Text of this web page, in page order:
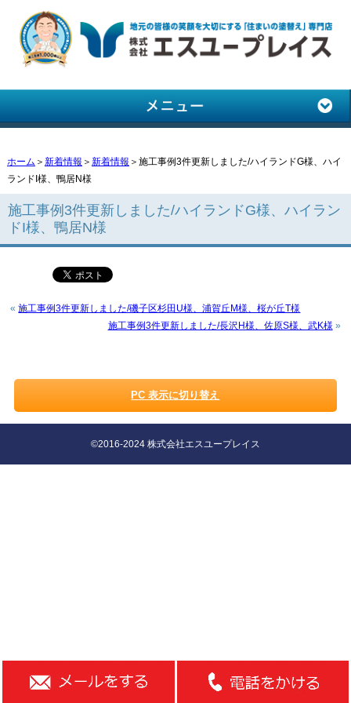
ホーム ＞ 新着情報 ＞ 新着情報 ＞施工事例3件更新しました/ハイランドG様、ハイ
ランドI様、鴨居N様
施工事例3件更新しました/ハイランドG様、ハイラン
ドI様、鴨居N様
«施工事例3件更新しました/磯子区杉田U様、浦賀丘M様、桜が丘T様
施工事例3件更新しました/長沢H様、佐原S様、武K様»
PC 表示に切り替え
©2016-2024 株式会社エスユープレイス